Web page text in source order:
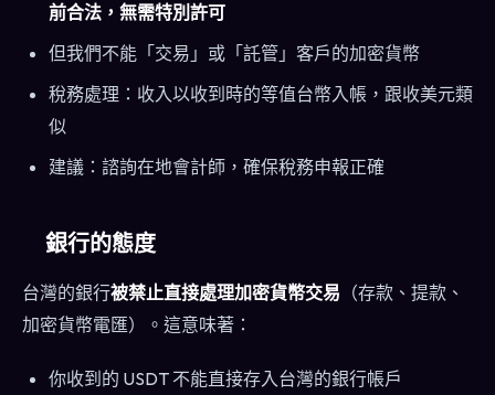
前合法，無需特別許可
但我們不能「交易」或「託管」客戶的加密貨幣
稅務處理：收入以收到時的等值台幣入帳，跟收美元類
似
建議：諮詢在地會計師，確保稅務申報正確
銀行的態度
台灣的銀行被禁止直接處理加密貨幣交易 （存款、提款、
加密貨幣電匯）。這意味著：
你收到的 USDT 不能直接存入台灣的銀行帳戶